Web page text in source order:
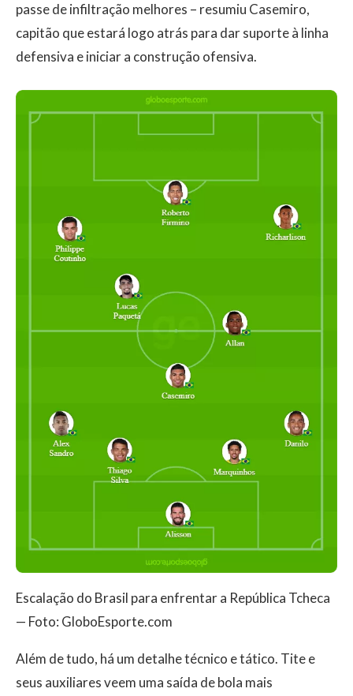
passe de infiltração melhores – resumiu Casemiro,
capitão que estará logo atrás para dar suporte à linha
defensiva e iniciar a construção ofensiva.
Escalação do Brasil para enfrentar a República Tcheca
— Foto: GloboEsporte.com
Além de tudo, há um detalhe técnico e tático. Tite e
seus auxiliares veem uma saída de bola mais